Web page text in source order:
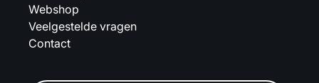
Webshop
Veelgestelde vragen
Contact